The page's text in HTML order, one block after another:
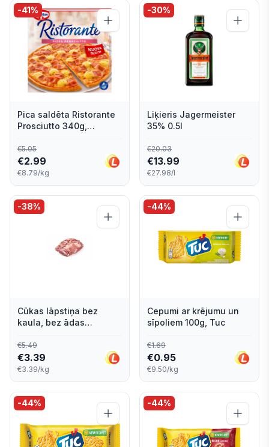
-41%
Pica saldēta Ristorante
Prosciutto 340g,
€5.05
€2.99
€8.79/kg
-30%
Liķieris Jagermeister
35% 0.5l
€20.03
€13.99
€27.98/l
-38%
Cūkas lāpstiņa bez
kaula, bez ādas
€5.49
€3.39
€3.39/kg
-44%
Cepumi ar krējumu un
sīpoliem 100g, Tuc
€1.69
€0.95
€9.50/kg
-44% -44%